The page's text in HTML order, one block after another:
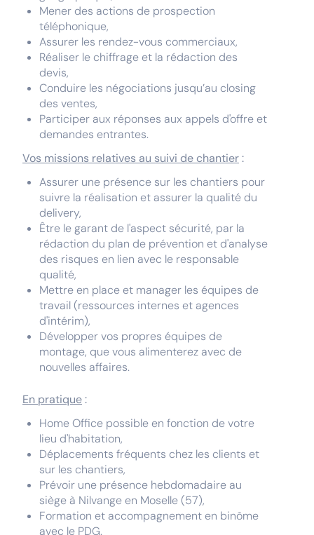
Mener des actions de prospection
téléphonique,
Assurer les rendez-vous commerciaux,
Réaliser le chiffrage et la rédaction des
devis,
Conduire les négociations jusqu’au closing
des ventes,
Participer aux réponses aux appels d'offre et
demandes entrantes.
Vos missions relatives au suivi de chantier:
Assurer une présence sur les chantiers pour
suivre la réalisation et assurer la qualité du
delivery,
Être le garant de l'aspect sécurité, par la
rédaction du plan de prévention et d'analyse
des risques en lien avec le responsable
qualité,
Mettre en place et manager les équipes de
travail (ressources internes et agences
d'intérim),
Développer vos propres équipes de
montage, que vous alimenterez avec de
nouvelles affaires.
En pratique:
Home Office possible en fonction de votre
lieu d'habitation,
Déplacements fréquents chez les clients et
sur les chantiers,
Prévoir une présence hebdomadaire au
siège à Nilvange en Moselle (57),
Formation et accompagnement en binôme
avec le PDG.